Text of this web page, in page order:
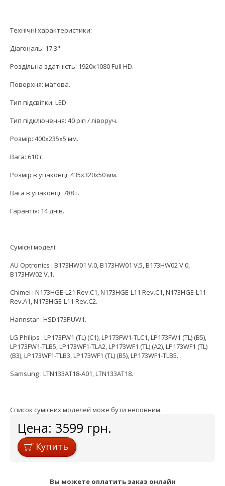
Технічні характеристики:
Діагональ: 17.3".
Роздільна здатність: 1920x1080 Full HD.
Поверхня: матова.
Тип підсвітки: LED.
Тип підключення: 40 pin / ліворуч.
Розмір: 400x235x5 мм.
Вага: 610 г.
Розмір в упаковці: 435x320x50 мм.
Вага в упаковці: 788 г.
Гарантія: 14 днів.
Сумісні моделі:
AU Optronics : B173HW01 V.0, B173HW01 V.5, B173HW02 V.0,
B173HW02 V.1.
Chimei : N173HGE-L21 Rev.C1, N173HGE-L11 Rev.C1, N173HGE-L11
Rev.A1, N173HGE-L11 Rev.C2.
Hannstar : HSD173PUW1.
LG Philips : LP173FW1 (TL) (C1), LP173FW1-TLC1, LP173FW1 (TL) (B5),
LP173FW1-TLB5, LP173WF1-TLA2, LP173WF1 (TL) (A2), LP173WF1 (TL)
(B3), LP173WF1-TLB3, LP173WF1 (TL) (B5), LP173WF1-TLB5.
Samsung : LTN133AT18-A01, LTN133AT18.
Список сумісних моделей може бути неповним.
Цена: 3599 грн.
Купить
Вы можете оплатить заказ онлайн